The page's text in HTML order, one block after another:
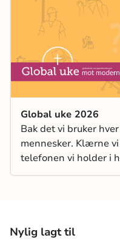
Global uke 2026
Bak det vi bruker
mennesker. Klærne
telefonen vi holder i
datamaskinen vi
anstendig lønn og
Nylig lagt til